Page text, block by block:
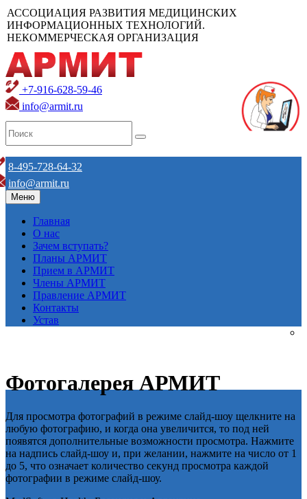
АССОЦИАЦИЯ РАЗВИТИЯ МЕДИЦИНСКИХ
ИНФОРМАЦИОННЫХ ТЕХНОЛОГИЙ.
НЕКОММЕРЧЕСКАЯ ОРГАНИЗАЦИЯ
+7-916-628-59-46
info@armit.ru
8-495-728-64-32
info@armit.ru
Меню
Главная
О нас
Зачем вступать?
Планы АРМИТ
Прием в АРМИТ
Члены АРМИТ
Правление АРМИТ
Контакты
Устав
Фотогалерея АРМИТ
Для просмотра фотографий в режиме слайд-шоу щелкните на
любую фотографию, и когда она увеличится, то под ней
появятся дополнительные возможности просмотра. Нажмите
на надпись слайд-шоу и, при желании, нажмите на число от 1
до 5, что означает количество секунд просмотра каждой
фотографии в режиме слайд-шоу.